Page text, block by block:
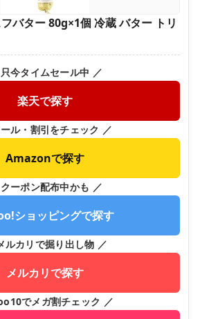
バター 80g×1個 冷蔵 バター トリ
今タイムセール中 ／
楽天で探す
ル・割引をチェック ／
Amazonで探す
ーポン配布中かも ／
ショッピングで探す
ルカリで掘り出し物 ／
メルカリで探す
でメガ割チェック ／